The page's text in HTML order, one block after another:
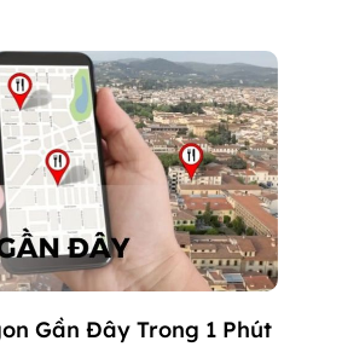
Gần Đây Trong 1 Phút